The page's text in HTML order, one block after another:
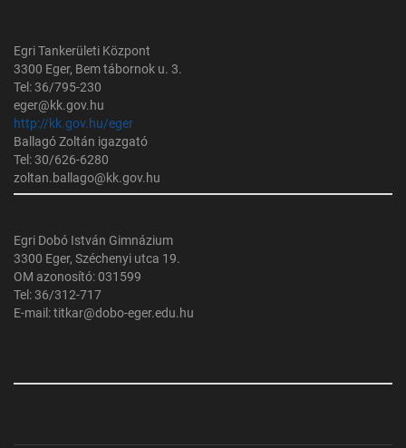
Egri Tankerületi Központ
3300 Eger, Bem tábornok u. 3.
Tel: 36/795-230
eger@kk.gov.hu
http://kk.gov.hu/eger
Ballagó Zoltán igazgató
Tel: 30/626-6280
zoltan.ballago@kk.gov.hu
Egri Dobó István Gimnázium
3300 Eger, Széchenyi utca 19.
OM azonosító: 031599
Tel: 36/312-717
E-mail: titkar@dobo-eger.edu.hu